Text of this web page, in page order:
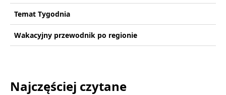
Temat Tygodnia
Wakacyjny przewodnik po regionie
Najczęściej czytane